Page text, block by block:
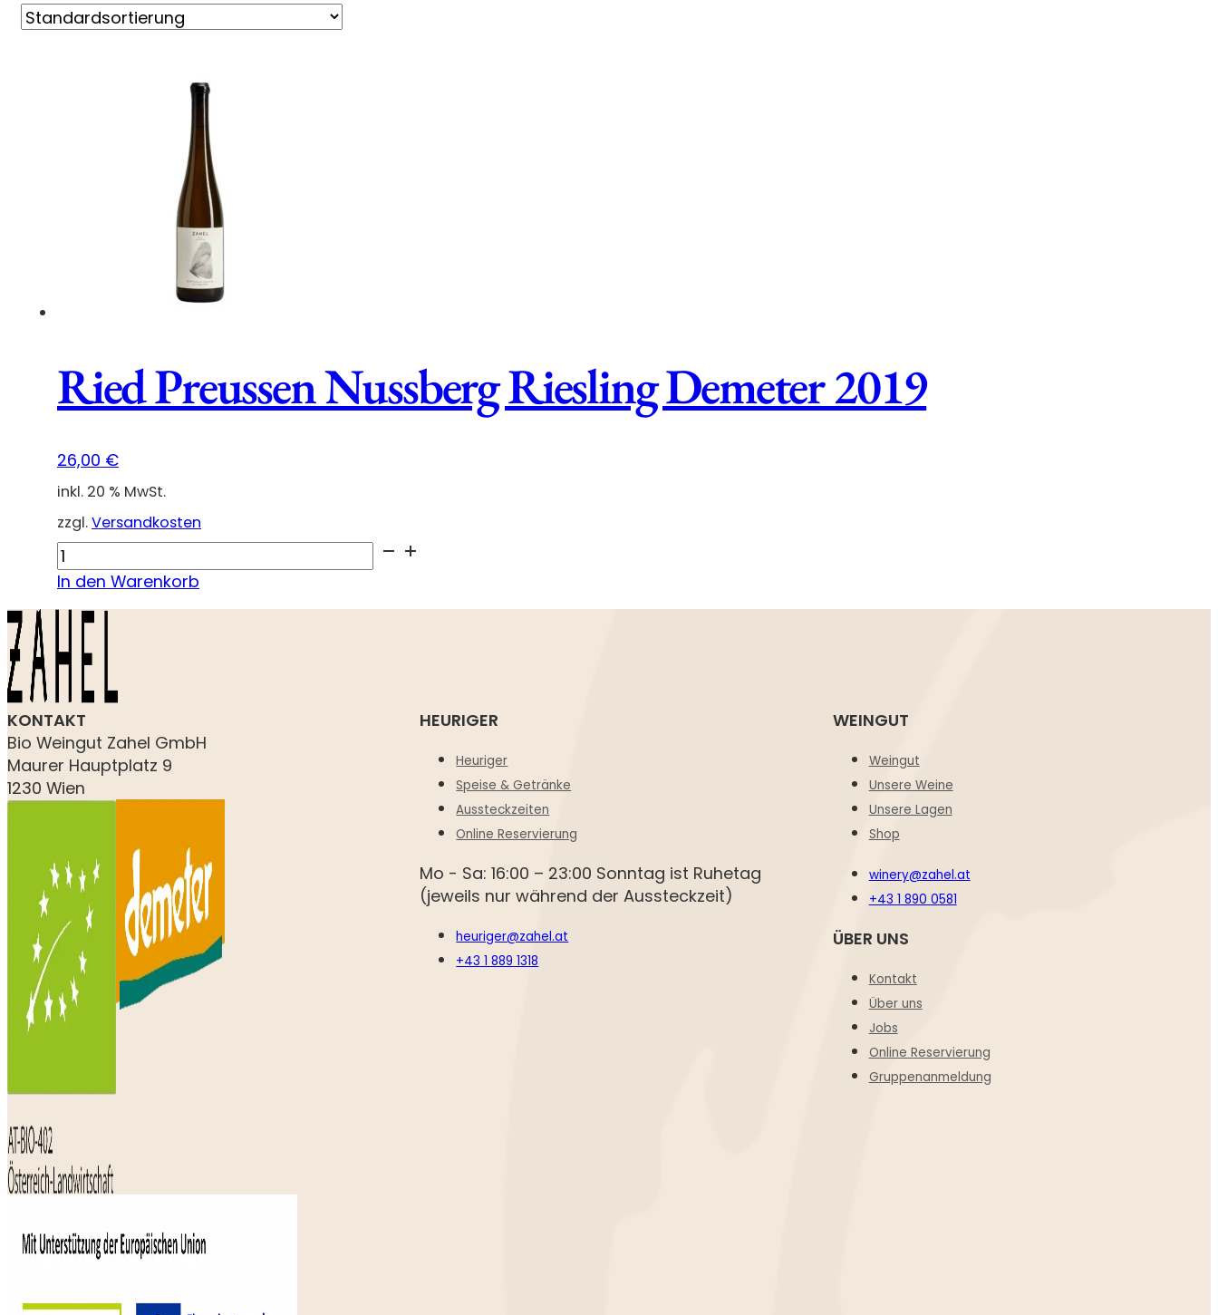
Ried Preussen Nussberg Riesling Demeter 2019
26,00 €
inkl. 20 % MwSt.
zzgl.Versandkosten
Ried
Preussen
Nussberg
Riesling
2019
Menge
In den Warenkorb
KONTAKT
Bio Weingut Zahel GmbH
Maurer Hauptplatz 9
1230 Wien
HEURIGER
Heuriger
Speise & Getränke
Aussteckzeiten
Online Reservierung
Mo - Sa: 16:00 – 23:00 Sonntag ist Ruhetag
(jeweils nur während der Aussteckzeit)
heuriger@zahel.at
+43 1 889 1318
WEINGUT
Weingut
Unsere Weine
Unsere Lagen
Shop
winery@zahel.at
+43 1 890 0581
ÜBER UNS
Kontakt
Über uns
Jobs
Online Reservierung
Gruppenanmeldung